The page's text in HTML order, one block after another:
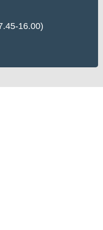
16.00)